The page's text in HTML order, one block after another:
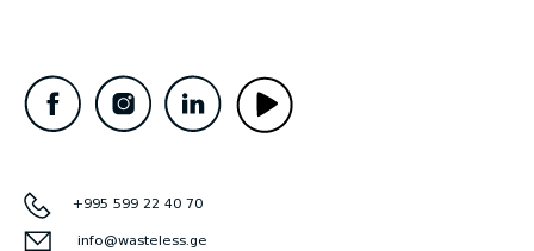
+995 599 22 40 70
info@wasteless.ge